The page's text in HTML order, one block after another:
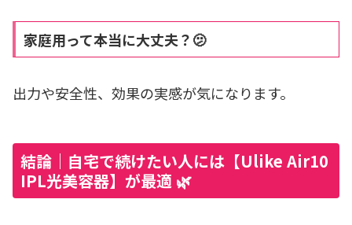
家庭用って本当に大丈夫？🫤
出力や安全性、効果の実感が気になります。
結論｜自宅で続けたい人には【Ulike Air10
IPL光美容器】が最適 🌿